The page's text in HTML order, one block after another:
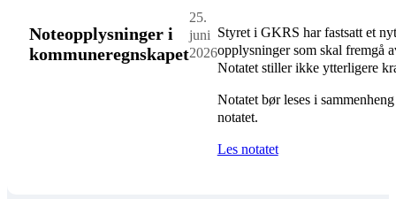
Noteopplysninger i
kommuneregnskapet
25.
juni
2026
Styret i GKRS har fastsatt et
opplysninger som skal fremgå
Notatet stiller ikke ytterligere
Notatet bør leses i
notatet.
Les notatet